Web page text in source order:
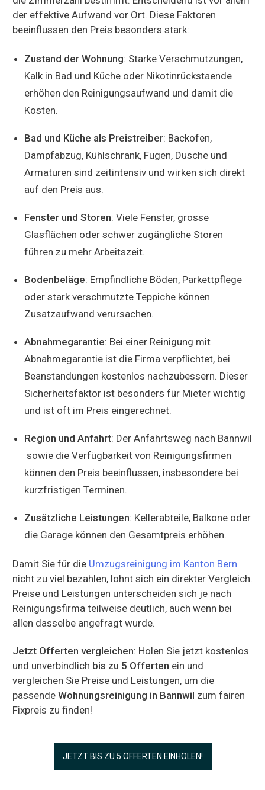
der effektive Aufwand vor Ort. Diese Faktoren
beeinflussen den Preis besonders stark:
Zustand der Wohnung: Starke Verschmutzungen,
Kalk in Bad und Küche oder Nikotinrückstaende
erhöhen den Reinigungsaufwand und damit die
Kosten.
Bad und Küche als Preistreiber: Backofen,
Dampfabzug, Kühlschrank, Fugen, Dusche und
Armaturen sind zeitintensiv und wirken sich direkt
auf den Preis aus.
Fenster und Storen: Viele Fenster, grosse
Glasflächen oder schwer zugängliche Storen
führen zu mehr Arbeitszeit.
Bodenbeläge: Empfindliche Böden, Parkettpflege
oder stark verschmutzte Teppiche können
Zusatzaufwand verursachen.
Abnahmegarantie: Bei einer Reinigung mit
Abnahmegarantie ist die Firma verpflichtet, bei
Beanstandungen kostenlos nachzubessern. Dieser
Sicherheitsfaktor ist besonders für Mieter wichtig
und ist oft im Preis eingerechnet.
Region und Anfahrt: Der Anfahrtsweg nach Bannwil
sowie die Verfügbarkeit von Reinigungsfirmen
können den Preis beeinflussen, insbesondere bei
kurzfristigen Terminen.
Zusätzliche Leistungen: Kellerabteile, Balkone oder
die Garage können den Gesamtpreis erhöhen.
Damit Sie für die Umzugsreinigung im Kanton Bern
nicht zu viel bezahlen, lohnt sich ein direkter Vergleich.
Preise und Leistungen unterscheiden sich je nach
Reinigungsfirma teilweise deutlich, auch wenn bei
allen dasselbe angefragt wurde.
Jetzt Offerten vergleichen: Holen Sie jetzt kostenlos
und unverbindlich bis zu 5 Offerten ein und
vergleichen Sie Preise und Leistungen, um die
passende Wohnungsreinigung in Bannwil zum fairen
Fixpreis zu finden!
JETZT BIS ZU 5 OFFERTEN EINHOLEN!